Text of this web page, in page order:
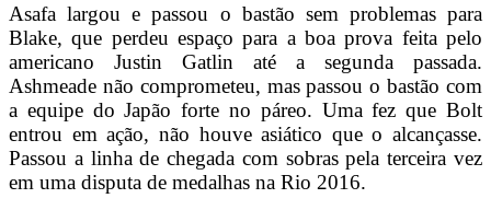
Asafa largou e passou o bastão sem problemas para
Blake, que perdeu espaço para a boa prova feita pelo
americano Justin Gatlin até a segunda passada.
Ashmeade não comprometeu, mas passou o bastão com
a equipe do Japão forte no páreo. Uma fez que Bolt
entrou em ação, não houve asiático que o alcançasse.
Passou a linha de chegada com sobras pela terceira vez
em uma disputa de medalhas na Rio 2016.